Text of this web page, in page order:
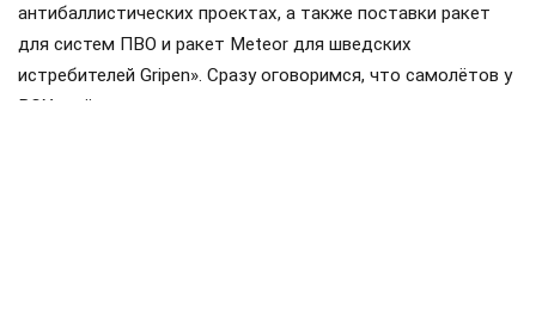
антибаллистических проектах, а также поставки ракет
для систем ПВО и ракет Meteor для шведских
истребителей Gripen». Сразу оговоримся, что самолётов у
ВСУ ещё нет, но планы на них уже наполеоновские.